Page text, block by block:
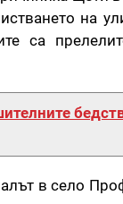
на
са
в село